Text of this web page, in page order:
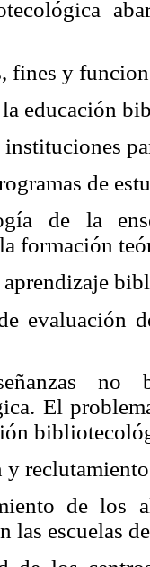
fines y
la educación
instituciones
de
de la
formación
aprendizaje
evaluación
no
El
y
de los
las escuelas